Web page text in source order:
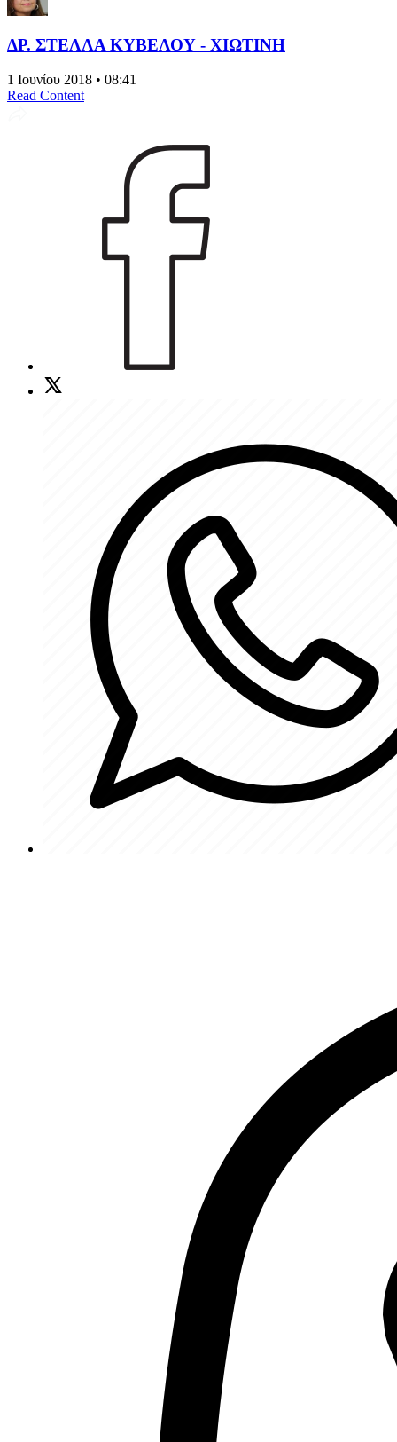
ΔΡ. ΣΤΕΛΛΑ ΚΥΒΕΛΟΥ - ΧΙΩΤΙΝΗ
1 Ιουνίου 2018 • 08:41
Read Content